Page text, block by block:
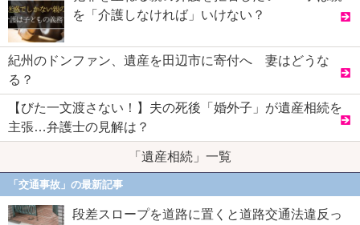
を「介護しなければ」いけない？
紀州のドンファン、遺産を田辺市に寄付へ 妻はどうな
る？
【びた一文渡さない！】夫の死後「婚外子」が遺産相続を
主張…弁護士の見解は？
「遺産相続」一覧
「交通事故」の最新記事
段差スロープを道路に置くと道路交通法違反っ